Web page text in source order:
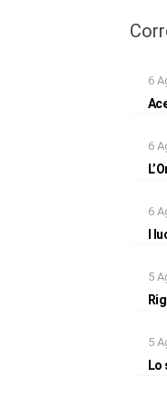
6
6
6
I
5
5